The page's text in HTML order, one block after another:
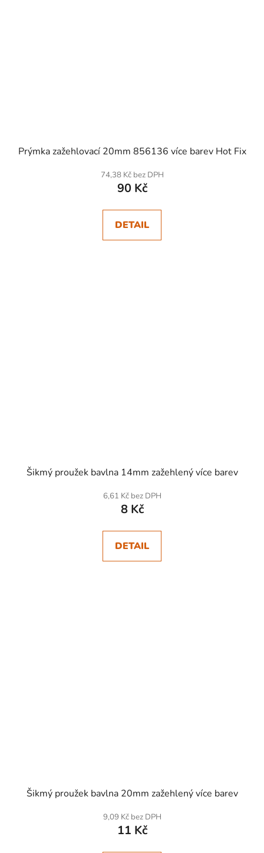
Prýmka zažehlovací 20mm 856136 více barev Hot Fix
74,38 Kč bez DPH
90 Kč
DETAIL
Šikmý proužek bavlna 14mm zažehlený více barev
6,61 Kč bez DPH
8 Kč
DETAIL
Šikmý proužek bavlna 20mm zažehlený více barev
9,09 Kč bez DPH
11 Kč